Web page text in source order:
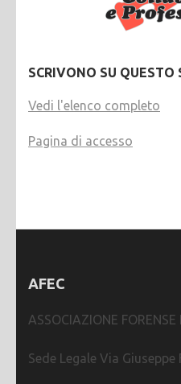
SCRIVONO SU QUESTO
Vedi l'elenco completo
Pagina di accesso
AFEC
ASSOCIAZIONE
Sede Legale Via